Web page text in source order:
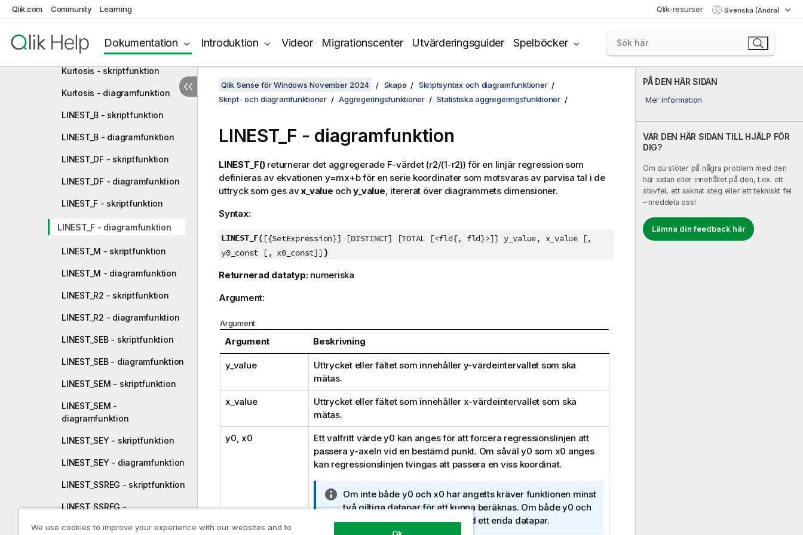
Qlik.com Community Learning Qlik-resurser Svenska (Ändra)
Dokumentation Introduktion Videor Migrationscenter Utvärderingsguider Spelböcker
Fractile - diagramfunktion
FractileExc - diagramfunktion
Kurtosis - skriptfunktion
Kurtosis - diagramfunktion
LINEST_B - skriptfunktion
LINEST_B - diagramfunktion
LINEST_DF - skriptfunktion
LINEST_DF - diagramfunktion
LINEST_F - skriptfunktion
LINEST_F - diagramfunktion
LINEST_M - skriptfunktion
LINEST_M - diagramfunktion
LINEST_R2 - skriptfunktion
LINEST_R2 - diagramfunktion
LINEST_SEB - skriptfunktion
LINEST_SEB - diagramfunktion
LINEST_SEM - skriptfunktion
LINEST_SEM -
diagramfunktion
LINEST_SEY - skriptfunktion
LINEST_SEY - diagramfunktion
LINEST_SSREG - skriptfunktion
LINEST_SSREG -
PÅ DEN HÄR SIDAN
Mer information
VAR DEN HÄR SIDAN TILL HJÄLP FÖR
DIG?
Om du stöter på några problem med den
här sidan eller innehållet på den, t.ex. ett
stavfel, ett saknat steg eller ett tekniskt fel
– meddela oss!
Lämna din feedback här
Qlik Sense för Windows November 2024 Skapa
Skriptsyntax och diagramfunktioner
Skript- och diagramfunktioner
Aggregeringsfunktioner Statistiska aggregeringsfunktioner
LINEST_F - diagramfunktion
LINEST_F()returnerar det aggregerade F-värdet (r2/(1-r2)) för en linjär regression som
definieras av ekvationen y=mx+bför en serie koordinater som motsvaras av parvisa tal i de
uttryck som ges avx_value ochy_value, itererat över diagrammets dimensioner.
Syntax:
LINEST_F( [{SetExpression}] [DISTINCT] [TOTAL [<fld{, fld}>]] y_value, x_value [,
y0_const [, x0_const]] )
Returnerad datatyp: numeriska
Argument:
Argument
Argument Beskrivning
y_value Uttrycket eller fältet som innehåller y-värdeintervallet som ska
mätas.
x_value Uttrycket eller fältet som innehåller x-värdeintervallet som ska
mätas.
y0, x0 Ett valfritt värdey0 kan anges för att forcera regressionslinjen att
passera y-axeln vid en bestämd punkt. Om såväly0 som x0 anges
kan regressionslinjen tvingas att passera en viss koordinat.
A
n
t
Om inte både y0 och x0 har angetts kräver funktionen minst
två giltiga datapar för att kunna beräknas. Om bådey0 och
x0har angivits, räcker det med ett enda datapar.
We use cookies to improve your experience with our websites and to